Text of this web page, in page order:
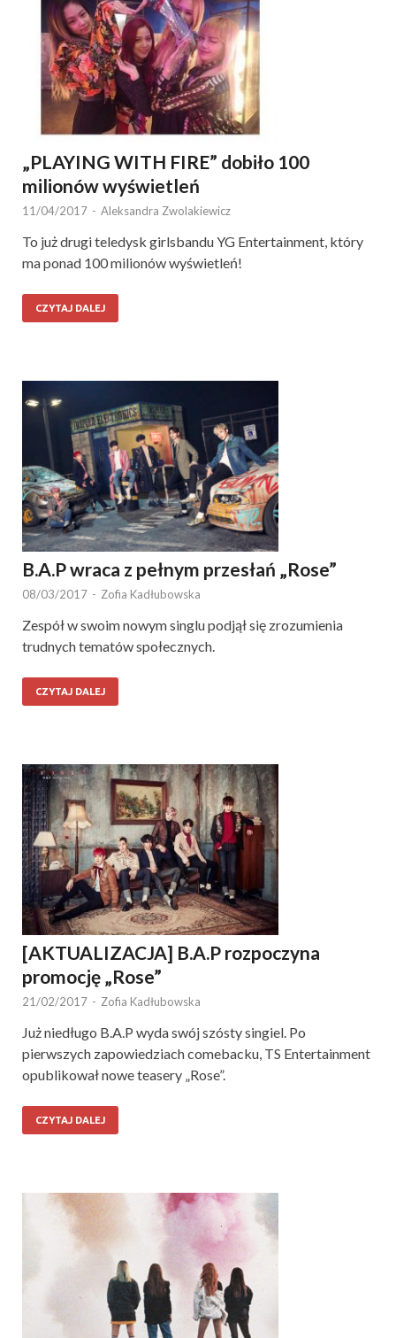
„PLAYING WITH FIRE” dobiło 100
milionów wyświetleń
11/04/2017 - Aleksandra Zwolakiewicz
To już drugi teledysk girlsbandu YG Entertainment, który
ma ponad 100 milionów wyświetleń!
CZYTAJ DALEJ
B.A.P wraca z pełnym przesłań „Rose”
08/03/2017 - Zofia Kadłubowska
Zespół w swoim nowym singlu podjął się zrozumienia
trudnych tematów społecznych.
CZYTAJ DALEJ
[AKTUALIZACJA] B.A.P rozpoczyna
promocję „Rose”
21/02/2017 - Zofia Kadłubowska
Już niedługo B.A.P wyda swój szósty singiel. Po
pierwszych zapowiedziach comebacku, TS Entertainment
opublikował nowe teasery „Rose”.
CZYTAJ DALEJ